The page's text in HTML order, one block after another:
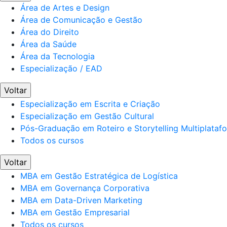
Área de Artes e Design
Área de Comunicação e Gestão
Área do Direito
Área da Saúde
Área da Tecnologia
Especialização / EAD
Voltar
Especialização em Escrita e Criação
Especialização em Gestão Cultural
Pós-Graduação em Roteiro e Storytelling
Todos os cursos
Voltar
MBA em Gestão Estratégica de Logística
MBA em Governança Corporativa
MBA em Data-Driven Marketing
MBA em Gestão Empresarial
Todos os cursos